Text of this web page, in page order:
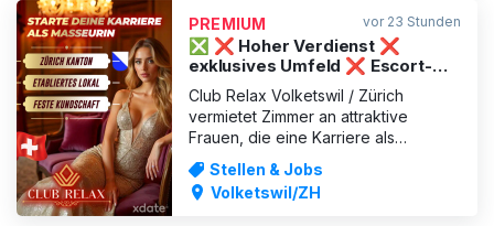
internationaler Kundschaft. Bei u
PREMIUM vor 23 Stunden
❎ ❌ Hoher Verdienst ❌
exklusives Umfeld ❌ Escort-
Jobmöglichkeiten ❌ ❎
Club Relax Volketswil / Zürich
vermietet Zimmer an attraktive
Frauen, die eine Karriere als
Masseurin anstreben. Wir bieten gute
Wohnbedingungen mit Küche und
Waschküche. Legale Tätigkeit – wir
Stellen & Jobs
Volketswil/ZH